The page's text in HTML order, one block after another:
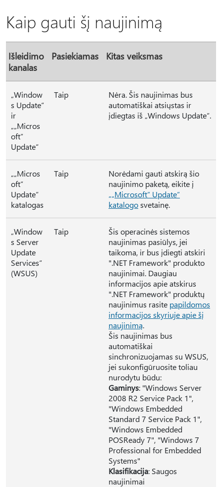
Kaip gauti šį naujinimą
Išleidimo
kanalas
Pasiekiamas Kitas veiksmas
„Window
s Update“
ir
„„Micros
oft“
Update“
Taip
Nėra. Šis naujinimas bus
automatiškai atsiųstas ir
įdiegtas iš „Windows Update“.
„„Micros
oft“
Update“
katalogas
Taip
Norėdami gauti atskirą šio
naujinimo paketą, eikite į
„„Microsoft“ Update“
katalogosvetainę.
„Window
s Server
Update
Services“
(WSUS)
Taip
Šis operacinės sistemos
naujinimas pasiūlys, jei
taikoma, ir bus įdiegti atskiri
".NET Framework" produkto
naujinimai. Daugiau
informacijos apie atskirus
".NET Framework" produktų
naujinimus rasite papildomos
informacijos skyriuje apie šį
naujinimą.
Šis naujinimas bus
automatiškai
sinchronizuojamas su WSUS,
jei sukonfigūruosite toliau
nurodytu būdu:
Gaminys: "Windows Server
2008 R2 Service Pack 1",
"Windows Embedded
Standard 7 Service Pack 1",
"Windows Embedded
POSReady 7", "Windows 7
Professional for Embedded
Systems"
Klasifikacija: Saugos
naujinimai